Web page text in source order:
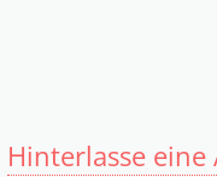
Hinterlasse